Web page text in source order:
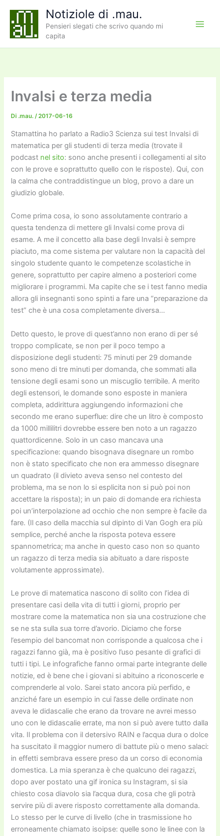
contenuto
Notiziole di .mau.
Pensieri slegati che scrivo quando mi
capita
Invalsi e terza media
Di .mau./2017-06-16
Stamattina ho parlato a Radio3 Scienza sui test Invalsi di
matematica per gli studenti di terza media (trovate il
podcast nel sito: sono anche presenti i collegamenti al sito
con le prove e soprattutto quello con le risposte). Qui, con
la calma che contraddistingue un blog, provo a dare un
giudizio globale.
Come prima cosa, io sono assolutamente contrario a
questa tendenza di mettere gli Invalsi come prova di
esame. A me il concetto alla base degli Invalsi è sempre
piaciuto, ma come sistema per valutare non la capacità del
singolo studente quanto le competenze scolastiche in
genere, soprattutto per capire almeno a posteriori come
migliorare i programmi. Ma capite che se i test fanno media
allora gli insegnanti sono spinti a fare una “preparazione da
test” che è una cosa completamente diversa…
Detto questo, le prove di quest’anno non erano di per sé
troppo complicate, se non per il poco tempo a
disposizione degli studenti: 75 minuti per 29 domande
sono meno di tre minuti per domanda, che sommati alla
tensione degli esami sono un miscuglio terribile. A merito
degli estensori, le domande sono esposte in maniera
completa, addirittura aggiungendo informazioni che
secondo me erano superflue: dire che un litro è composto
da 1000 millilitri dovrebbe essere ben noto a un ragazzo
quattordicenne. Solo in un caso mancava una
specificazione: quando bisognava disegnare un rombo
non è stato specificato che non era ammesso disegnare
un quadrato (il divieto aveva senso nel contesto del
problema, ma se non lo si esplicita non si può poi non
accettare la risposta); in un paio di domande era richiesta
poi un’interpolazione ad occhio che non sempre è facile da
fare. (Il caso della macchia sul dipinto di Van Gogh era più
semplice, perché anche la risposta poteva essere
spannometrica; ma anche in questo caso non so quanto
un ragazzo di terza media sia abituato a dare risposte
volutamente approssimate).
Le prove di matematica nascono di solito con l’idea di
presentare casi della vita di tutti i giorni, proprio per
mostrare come la matematica non sia una costruzione che
se ne sta sulla sua torre d’avorio. Diciamo che forse
l’esempio del bancomat non corrisponde a qualcosa che i
ragazzi fanno già, ma è positivo l’uso pesante di grafici di
tutti i tipi. Le infografiche fanno ormai parte integrante delle
notizie, ed è bene che i giovani si abituino a riconoscerle e
comprenderle al volo. Sarei stato ancora più perfido, e
anziché fare un esempio in cui l’asse delle ordinate non
aveva le didascalie che erano da trovare ne avrei messo
uno con le didascalie errate, ma non si può avere tutto dalla
vita. Il problema con il detersivo RAIN e l’acqua dura o dolce
ha suscitato il maggior numero di battute più o meno salaci:
in effetti sembrava essere preso da un corso di economia
domestica. La mia speranza è che qualcuno dei ragazzi,
dopo aver postato una gif ironica su Instagram, si sia
chiesto cosa diavolo sia l’acqua dura, cosa che gli potrà
servire più di avere risposto correttamente alla domanda.
Lo stesso per le curve di livello (che in trasmissione ho
erroneamente chiamato isoipse: quelle sono le linee con la